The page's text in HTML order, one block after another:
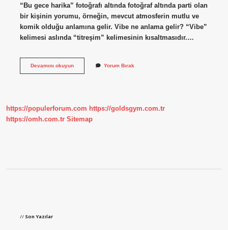
“Bu gece harika” fotoğrafı altında fotoğraf altında parti olan
bir kişinin yorumu, örneğin, mevcut atmosferin mutlu ve
komik olduğu anlamına gelir. Vibe ne anlama gelir? “Vibe”
kelimesi aslında “titreşim” kelimesinin kısaltmasıdır.…
Devamını okuyunVayb
Yorum Bırak
https://populerforum.com https://goldsgym.com.tr
https://omh.com.tr Sitemap
Son Yazılar